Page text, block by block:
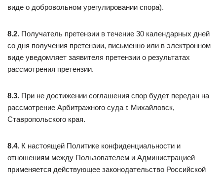
виде о добровольном урегулировании спора).
8.2. Получатель претензии в течение 30 календарных дней
со дня получения претензии, письменно или в электронном
виде уведомляет заявителя претензии о результатах
рассмотрения претензии.
8.3. При не достижении соглашения спор будет передан на
рассмотрение Арбитражного суда г. Михайловск,
Ставропольского края.
8.4. К настоящей Политике конфиденциальности и
отношениям между Пользователем и Администрацией
применяется действующее законодательство Российской